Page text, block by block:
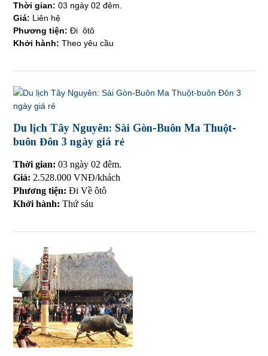
Thời gian:03 ngày 02 đêm.
Giá: Liên hệ
Phương tiện: Đi ôtô
Khởi hành:Theo yêu cầu
Du lịch Tây Nguyên: Sài Gòn-Buôn Ma Thuột-
buôn Đôn 3 ngày giá rẻ
Thời gian:03 ngày 02 đêm.
Giá:2.528.000 VNĐ/khách
Phương tiện: Đi Về ôtô
Khởi hành:Thứ sáu